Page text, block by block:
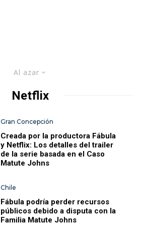
Al azar
Netflix
Gran Concepción
Creada por la productora Fábula
y Netflix: Los detalles del trailer
de la serie basada en el Caso
Matute Johns
Chile
Fábula podría perder recursos
públicos debido a disputa con la
Familia Matute Johns